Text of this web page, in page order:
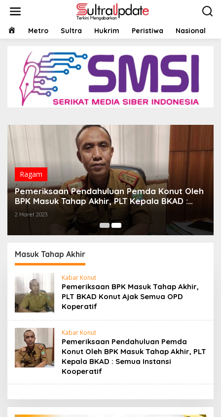
HOMEMetro Sultra Hukrim Peristiwa Nasional
Ragam
Pemeriksaan Pendahuluan Pemda Konut Oleh
BPK Masuk Tahap Akhir, PLT Kepala BKAD :
Semua Instansi Kooperatif
2 Maret 2023
Masuk Tahap Akhir
Kabar Konut
Pemeriksaan BPK Masuk Tahap Akhir,
PLT BKAD Konut Ajak Semua OPD
Koperatif
Kabar Konut
Pemeriksaan Pendahuluan Pemda
Konut Oleh BPK Masuk Tahap Akhir, PLT
Kepala BKAD : Semua Instansi
Kooperatif